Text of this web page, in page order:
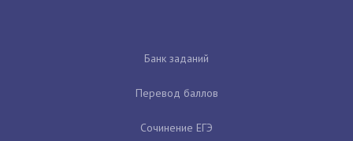
Банк заданий
Перевод баллов
Сочинение ЕГЭ